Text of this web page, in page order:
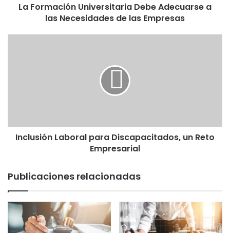
La Formación Universitaria Debe Adecuarse a
las Necesidades de las Empresas
Inclusión Laboral para Discapacitados, un Reto
Empresarial
Publicaciones relacionadas